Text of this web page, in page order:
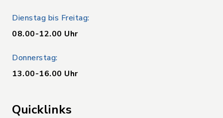
Dienstag bis Freitag:
08.00-12.00 Uhr
Donnerstag:
13.00-16.00 Uhr
Quicklinks